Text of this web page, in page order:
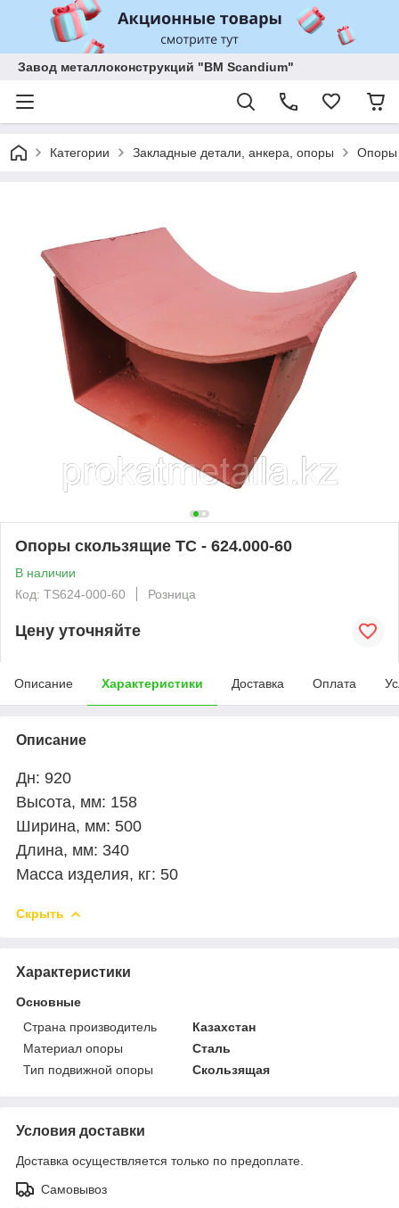
Завод металлоконструкций "BM Scandium"
Категории Закладные детали, анкера, опоры Опоры
Опоры скользящие ТС - 624.000-60
В наличии
Код: TS624-000-60
Розница
Цену уточняйте
Описание Характеристики Доставка Оплата
Описание
Дн: 920
Высота, мм: 158
Ширина, мм: 500
Длина, мм: 340
Масса изделия, кг: 50
Скрыть
Характеристики
Основные
Страна производитель
Казахстан
Материал опоры
Сталь
Тип подвижной опоры
Скользящая
Условия доставки
Доставка осуществляется только по предоплате.
Самовывоз